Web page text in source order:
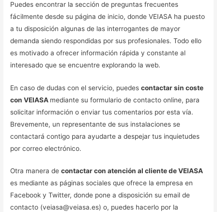
Puedes encontrar la sección de preguntas frecuentes
fácilmente desde su página de inicio, donde VEIASA ha puesto
a tu disposición algunas de las interrogantes de mayor
demanda siendo respondidas por sus profesionales. Todo ello
es motivado a ofrecer información rápida y constante al
interesado que se encuentre explorando la web.
En caso de dudas con el servicio, puedescontactar sin coste
con VEIASA mediante su formulario de contacto online, para
solicitar información o enviar tus comentarios por esta vía.
Brevemente, un representante de sus instalaciones se
contactará contigo para ayudarte a despejar tus inquietudes
por correo electrónico.
Otra manera decontactar con atención al cliente de VEIASA
es mediante as páginas sociales que ofrece la empresa en
Facebook y Twitter, donde pone a disposición su email de
contacto (veiasa@veiasa.es) o, puedes hacerlo por la